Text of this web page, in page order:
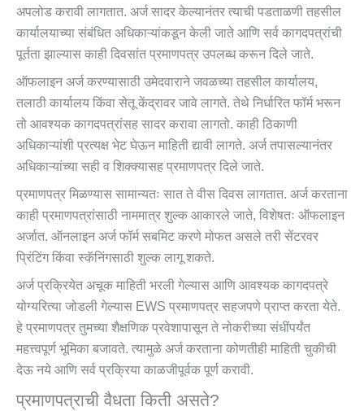
अपलोड करावी लागतात. अर्ज सादर केल्यानंतर त्याची पडताळणी तहसील
कार्यालयाच्या संबंधित अधिकाऱ्यांकडून केली जाते आणि सर्व कागदपत्रांची
पूर्तता झाल्यास काही दिवसांत प्रमाणपत्र उपलब्ध करून दिले जाते.
ऑफलाइन अर्ज करण्यासाठी उमेदवाराने जवळच्या तहसील कार्यालय,
तलाठी कार्यालय किंवा सेतू केंद्रावर जावे लागते. तेथे निर्धारित फॉर्म भरून
तो आवश्यक कागदपत्रांसह सादर करावा लागतो. काही ठिकाणी
अधिकाऱ्यांशी प्रत्यक्ष भेट घेऊन माहिती द्यावी लागते. अर्ज तपासल्यानंतर
अधिकाऱ्यांच्या सही व शिक्क्यासह प्रमाणपत्र दिले जाते.
प्रमाणपत्र मिळण्यास सामान्यतः सात ते वीस दिवस लागतात. अर्ज करताना
काही प्रमाणपत्रांसाठी नाममात्र शुल्क आकारले जाते, विशेषतः ऑफलाइन
अर्जात. ऑनलाइन अर्ज फॉर्म सबमिट करणे मोफत असले तरी सेंटरवर
प्रिंटिंग किंवा स्कॅनिंगसाठी शुल्क लागू शकते.
अर्ज प्रक्रियेत अचूक माहिती भरली गेल्यास आणि आवश्यक कागदपत्रे
योग्यरित्या जोडली गेल्यास EWS प्रमाणपत्र सहजपणे प्राप्त करता येते.
हे प्रमाणपत्र तुमच्या शैक्षणिक प्रवेशापासून ते नोकरीच्या संधींपर्यंत
महत्त्वपूर्ण भूमिका बजावते. त्यामुळे अर्ज करताना कोणतीही माहिती चुकीची
देऊ नये आणि सर्व प्रक्रिया काळजीपूर्वक पूर्ण करावी.
प्रमाणपत्राची वैधता किती असते?